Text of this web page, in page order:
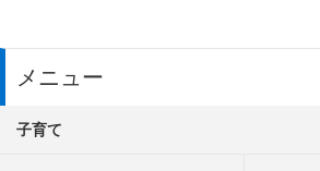
メニュー
子育て